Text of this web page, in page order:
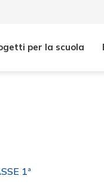
per la scuola
1ª